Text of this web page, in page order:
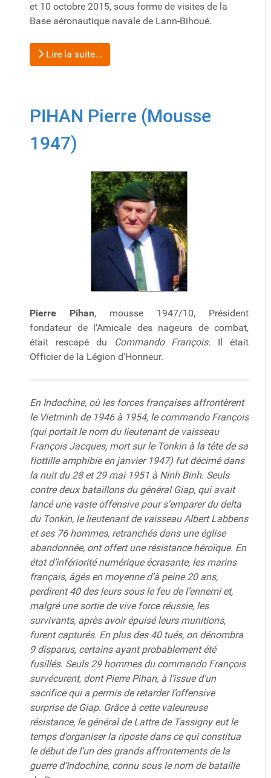
et 10 octobre 2015, sous forme de visites de la
Base aéronautique navale de Lann-Bihoué.
Lire la suite...
PIHAN Pierre (Mousse
1947)
Pierre Pihan, mousse 1947/10, Président
fondateur de l'Amicale des nageurs de combat,
était rescapé du
Commando François. Il était
Officier de la Légion d'Honneur.
En Indochine, où les forces françaises affrontèrent
le Vietminh de 1946 à 1954, le commando François
(qui portait le nom du lieutenant de vaisseau
François Jacques, mort sur le Tonkin à la tête de sa
flottille amphibie en janvier 1947) fut décimé dans
la nuit du 28 et 29 mai 1951 à Ninh Binh. Seuls
contre deux bataillons du général Giap, qui avait
lancé une vaste offensive pour s’emparer du delta
du Tonkin, le lieutenant de vaisseau Albert Labbens
et ses 76 hommes, retranchés dans une église
abandonnée, ont offert une résistance héroïque. En
état d’infériorité numérique écrasante, les marins
français, âgés en moyenne d’à peine 20 ans,
perdirent 40 des leurs sous le feu de l’ennemi et,
malgré une sortie de vive force réussie, les
survivants, après avoir épuisé leurs munitions,
furent capturés. En plus des 40 tués, on dénombra
9 disparus, certains ayant probablement été
fusillés. Seuls 29 hommes du commando François
survécurent, dont Pierre Pihan, à l’issue d’un
sacrifice qui a permis de retarder l’offensive
surprise de Giap. Grâce à cette valeureuse
résistance, le général de Lattre de Tassigny eut le
temps d’organiser la riposte dans ce qui constitua
le début de l’un des grands affrontements de la
guerre d’Indochine, connu sous le nom de bataille